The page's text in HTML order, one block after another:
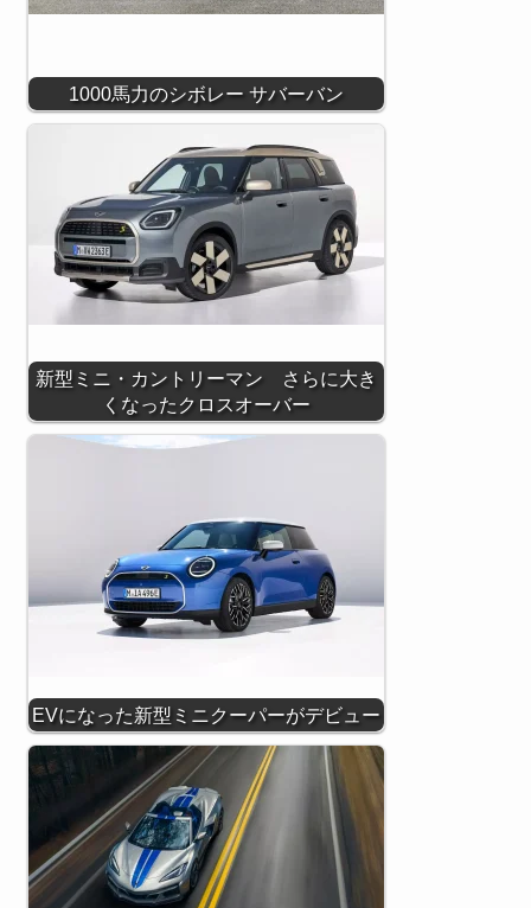
1000馬力のシボレー サバーバン
新型ミニ・カントリーマン さらに大き
くなったクロスオーバー
EVになった新型ミニクーパーがデビュー